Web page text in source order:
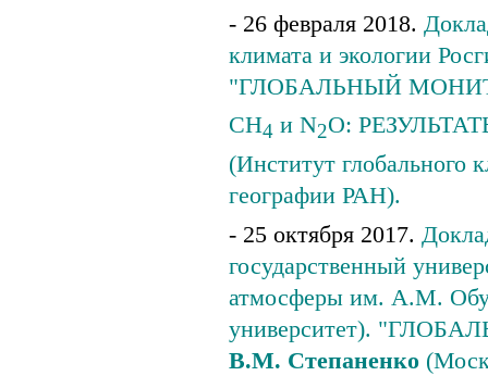
- 26 февраля 2018.
климата и экологии
"ГЛОБАЛЬНЫЙ
CH4 и N2O:
(Институт глобального
географии РАН).
- 25 октября 2017.
государственный
атмосферы им. А.М.
университет).
В.М. Степаненко